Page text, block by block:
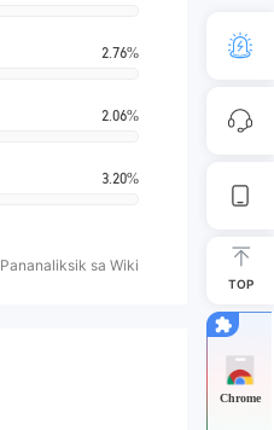
2.76%
2.06%
3.20%
Pananaliksik sa Wiki
TOP
Chrome